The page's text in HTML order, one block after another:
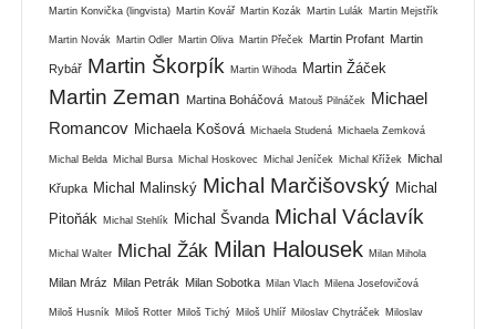
Martin Konvička (lingvista) Martin Kovář Martin Kozák Martin Lulák Martin Mejstřík
Martin Novák Martin Odler Martin Oliva Martin Přeček Martin Profant Martin
Rybář Martin Škorpík Martin Wihoda Martin Žáček
Martin Zeman Martina Boháčová Matouš Pilnáček
Michael
Romancov Michaela Košová Michaela Studená Michaela Zemková
Michal Belda Michal Bursa Michal Hoskovec Michal Jeníček Michal Křížek Michal
Křupka Michal Malinský Michal Marčišovský Michal
Pitoňák
Michal Stehlík Michal Švanda Michal Václavík
Michal Walter Michal Žák Milan Halousek Milan Mihola
Milan Mráz Milan Petrák Milan Sobotka Milan Vlach Milena Josefovičová
Miloš Husník Miloš Rotter Miloš Tichý Miloš Uhlíř Miloslav Chytráček Miloslav